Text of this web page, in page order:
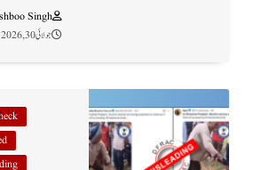
Singh
جولائی 30, 2026